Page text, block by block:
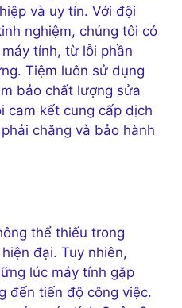
và uy tín. Với đội
nghiệm, chúng tôi có
tính, từ lỗi phần
Tiệm luôn sử dụng
bảo chất lượng sửa
cam kết cung cấp dịch
chăng và bảo hành
thể thiếu trong
đại. Tuy nhiên,
lúc máy tính gặp
đến tiến độ công việc.